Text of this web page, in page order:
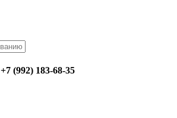
+7 (992) 183-68-35